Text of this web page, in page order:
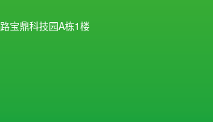
宝鼎科技园A栋1楼